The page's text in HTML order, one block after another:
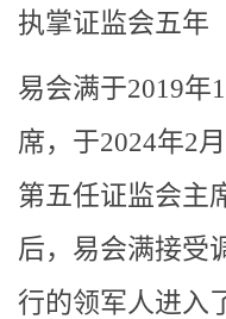
执掌证监会五年
易会满于2019年
席，于2024年2
第五任证监会主
后，易会满接受
行的领军人进入